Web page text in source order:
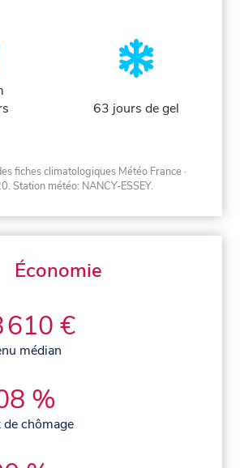
63 jours de gel
fiches climatologiques Météo France ·
. Station météo: NANCY-ESSEY.
Économie
610 €
médian
%
de chômage